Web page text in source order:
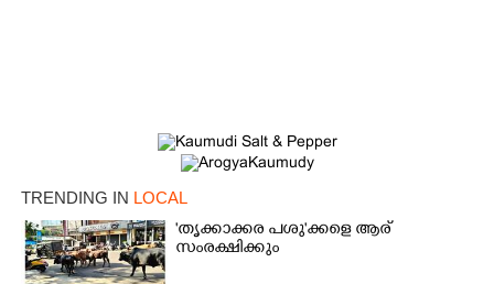
TRENDING IN LOCAL
'തൃക്കാക്കര പശു'ക്കളെ ആര്
സംരക്ഷിക്കും
Share this link